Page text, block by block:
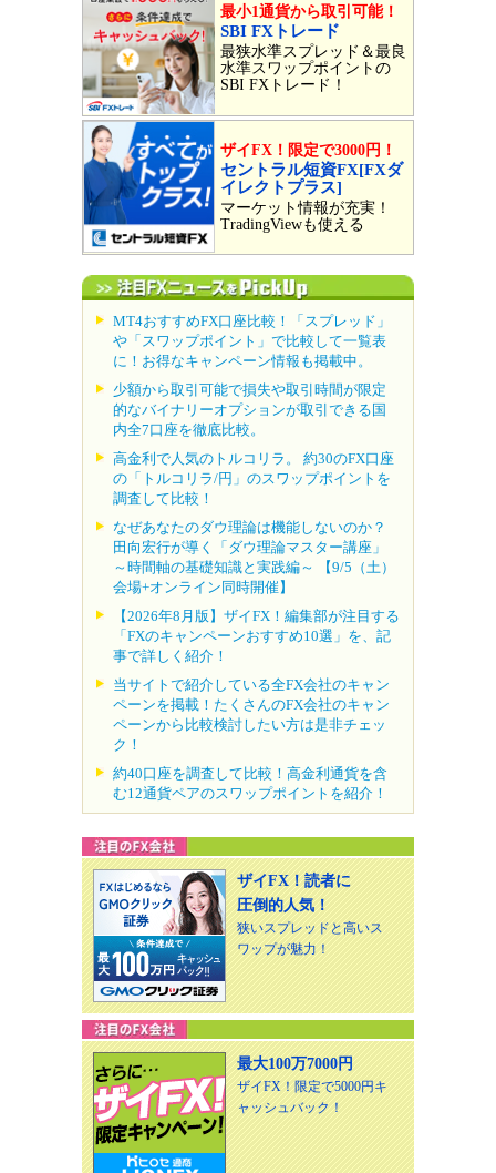
最小1通貨から取引可能！
SBI FXトレード
最狭水準スプレッド＆最良
水準スワップポイントの
SBI FXトレード！
ザイFX！限定で3000円！
セントラル短資FX[FXダ
イレクトプラス]
マーケット情報が充実！
TradingViewも使える
MT4おすすめFX口座比較！「スプレッド」
や「スワップポイント」で比較して一覧表
に！お得なキャンペーン情報も掲載中。
少額から取引可能で損失や取引時間が限定
的なバイナリーオプションが取引できる国
内全7口座を徹底比較。
高金利で人気のトルコリラ。 約30のFX口座
の「トルコリラ/円」のスワップポイントを
調査して比較！
なぜあなたのダウ理論は機能しないのか？
田向宏行が導く「ダウ理論マスター講座」
～時間軸の基礎知識と実践編～ 【9/5（土）
会場+オンライン同時開催】
【2026年8月版】ザイFX！編集部が注目する
「FXのキャンペーンおすすめ10選」を、記
事で詳しく紹介！
当サイトで紹介している全FX会社のキャン
ペーンを掲載！たくさんのFX会社のキャン
ペーンから比較検討したい方は是非チェッ
ク！
約40口座を調査して比較！高金利通貨を含
む12通貨ペアのスワップポイントを紹介！
ザイFX！読者に
圧倒的人気！
狭いスプレッドと高いス
ワップが魅力！
最大100万7000円
ザイFX！限定で5000円キ
ャッシュバック！